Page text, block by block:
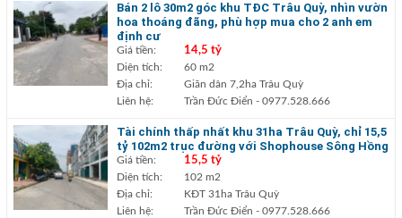
Bán 2 lô 30m2 góc khu TĐC Trâu Quỳ, nhìn vườn
hoa thoáng đãng, phù hợp mua cho 2 anh em
định cư
Giá tiền: 14,5 tỷ
Diện tích:
60 m2
Địa chỉ:
Giãn dân 7,2ha Trâu Quỳ
Liên hệ:
Trần Đức Điển - 0977.528.666
Tài chính thấp nhất khu 31ha Trâu Quỳ, chỉ 15,5
tỷ 102m2 trục đường với Shophouse Sông Hồng
Giá tiền: 15,5 tỷ
Diện tích:
102 m2
Địa chỉ:
KĐT 31ha Trâu Quỳ
Liên hệ:
Trần Đức Điển - 0977.528.666